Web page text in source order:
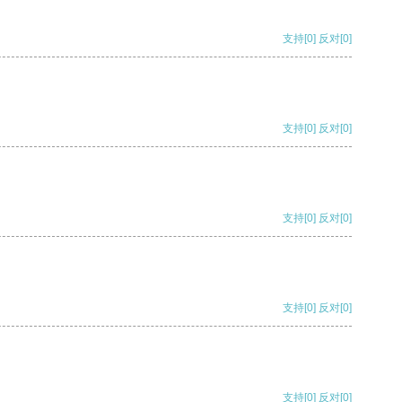
支持[0] 反对[0]
支持[0] 反对[0]
支持[0] 反对[0]
支持[0] 反对[0]
支持[0] 反对[0]